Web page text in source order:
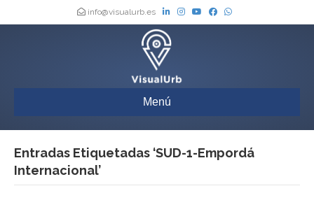
info@visualurb.es
Menú
Entradas Etiquetadas ‘SUD-1-Empordá
Internacional’